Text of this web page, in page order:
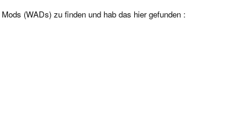
(WADs) zu finden und hab das hier gefunden :